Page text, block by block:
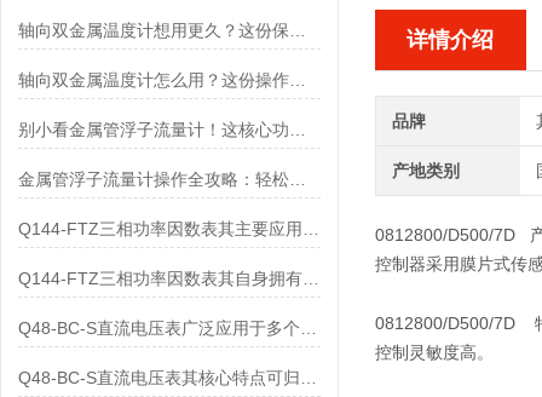
轴向双金属温度计怎么用？这份操作指南，新手也能快速拿捏！
金属管浮子流量计操作全攻略：轻松拿捏，精准掌控每一步！
Q144-FTZ三相功率因数表其自身拥有怎样的功能呢？
详情介绍
品牌
产地类别
0812800/D500/7D
控制器采用膜片式传
0812800/D500/7D
控制灵敏度高。